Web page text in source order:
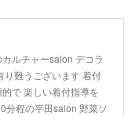
ルチャーsalon デコラ
り難うございます 着付
で 楽しい着付指導を
分程の平田salon 野菜ソ